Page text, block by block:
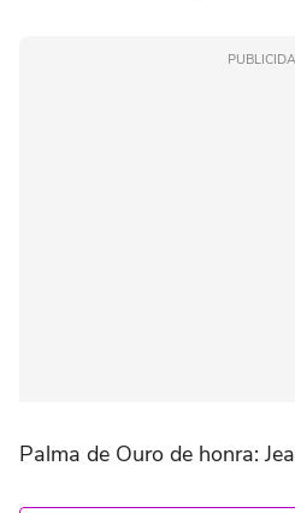
Palma de Ouro de honra: